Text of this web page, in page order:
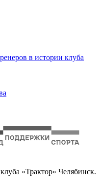
в истории клуба
«Трактор» Челябинск.